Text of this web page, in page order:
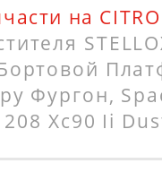
на
Бортовой
Фургон,
Xc90 Ii